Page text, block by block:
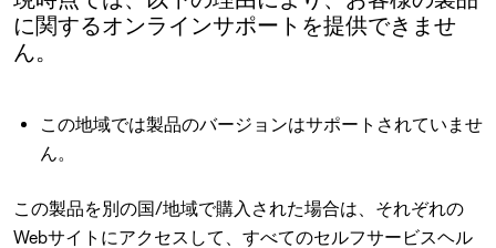
に関するオンラインサポートを提供できませ
ん。
この地域では製品のバージョンはサポートされていませ
ん。
この製品を別の国/地域で購入された場合は、それぞれの
Webサイトにアクセスして、すべてのセルフサービスヘル